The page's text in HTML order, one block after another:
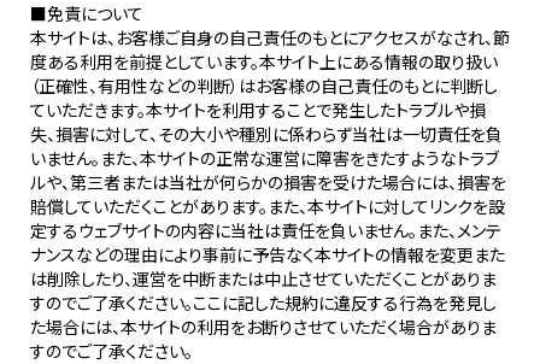
■免責について
本サイトは、お客様ご自身の自己責任のもとにアクセスがなされ、節
度ある利用を前提としています。本サイト上にある情報の取り扱い
（正確性、有用性などの判断）はお客様の自己責任のもとに判断し
ていただきます。本サイトを利用することで発生したトラブルや損
失、損害に対して、その大小や種別に係わらず当社は一切責任を負
いません。また、本サイトの正常な運営に障害をきたすようなトラブ
ルや、第三者または当社が何らかの損害を受けた場合には、損害を
賠償していただくことがあります。また、本サイトに対してリンクを設
定するウェブサイトの内容に当社は責任を負いません。また、メンテ
ナンスなどの理由により事前に予告なく本サイトの情報を変更また
は削除したり、運営を中断または中止させていただくことがありま
すのでご了承ください。ここに記した規約に違反する行為を発見し
た場合には、本サイトの利用をお断りさせていただく場合がありま
すのでご了承ください。